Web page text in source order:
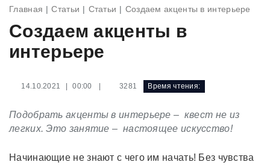
Главная Статьи Статьи Создаем акценты в интерьере
Создаем акценты в
интерьере
14.10.2021 | 00:00 | 3281 Время чтения:
Подобрать акценты в интерьере – квест не из
легких. Это занятие – настоящее искусство!
Начинающие не знают с чего им начать! Без чувства